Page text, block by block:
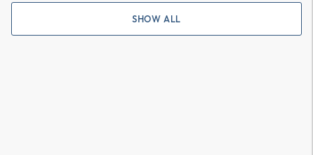
SHOW ALL